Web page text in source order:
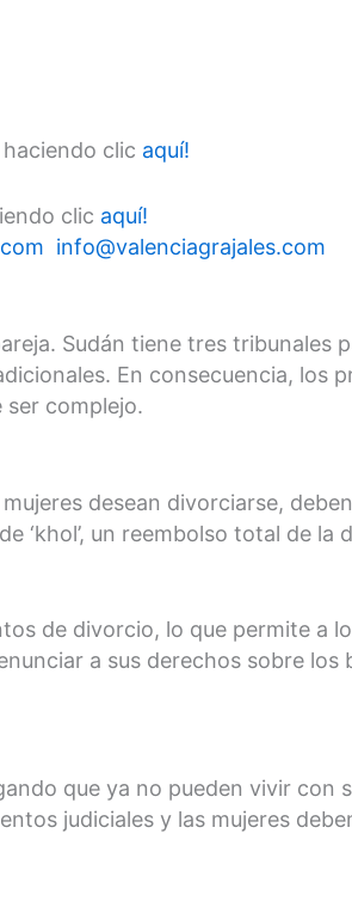
clic aquí!
clic aquí!
info@valenciagrajales.com
Sudán tiene tres tribunales
En consecuencia, los
ser complejo.
desean divorciarse,
‘khol’, un reembolso total de la
de divorcio, lo que permite a
a sus derechos sobre los
que ya no pueden vivir con
judiciales y las mujeres